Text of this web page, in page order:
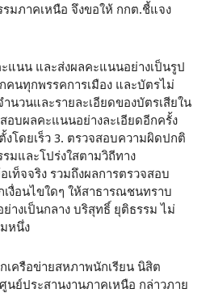
มภาคเหนือ จึงขอให้ กกต.ชี้แจง
แนน และส่งผลคะแนนอย่างเป็นรูป
คนทุกพรรคการเมือง และบัตรไม่
นวนและรายละเอียดของบัตรเสียใน
อบผลคะแนนอย่างละเอียดอีกครั้ง
งโดยเร็ว 3. ตรวจสอบความผิดปกติ
มและโปร่งใสตามวิถีทาง
ท็จจริง รวมถึงผลการตรวจสอบ
เงื่อนไขใดๆ ให้สาธารณชนทราบ
างเป็นกลาง บริสุทธิ์ ยุติธรรม ไม่
หนึ่ง
เครือข่ายสหภาพนักเรียน นิสิต
ย์ประสานงานภาคเหนือ กล่าวภาย